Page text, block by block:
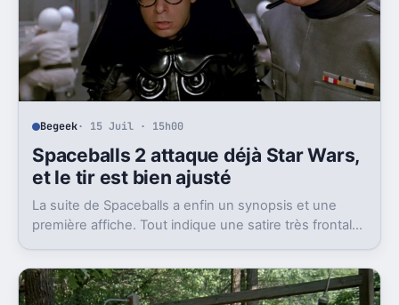
Begeek· 15 Juil · 15h00
Spaceballs 2 attaque déjà Star Wars,
et le tir est bien ajusté
La suite de Spaceballs a enfin un synopsis et une
première affiche. Tout indique une satire très frontale